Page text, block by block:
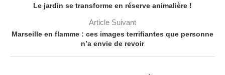
Le jardin se transforme en réserve animalière !
Article Suivant
Marseille en flamme : ces images terrifiantes que personne
n’a envie de revoir